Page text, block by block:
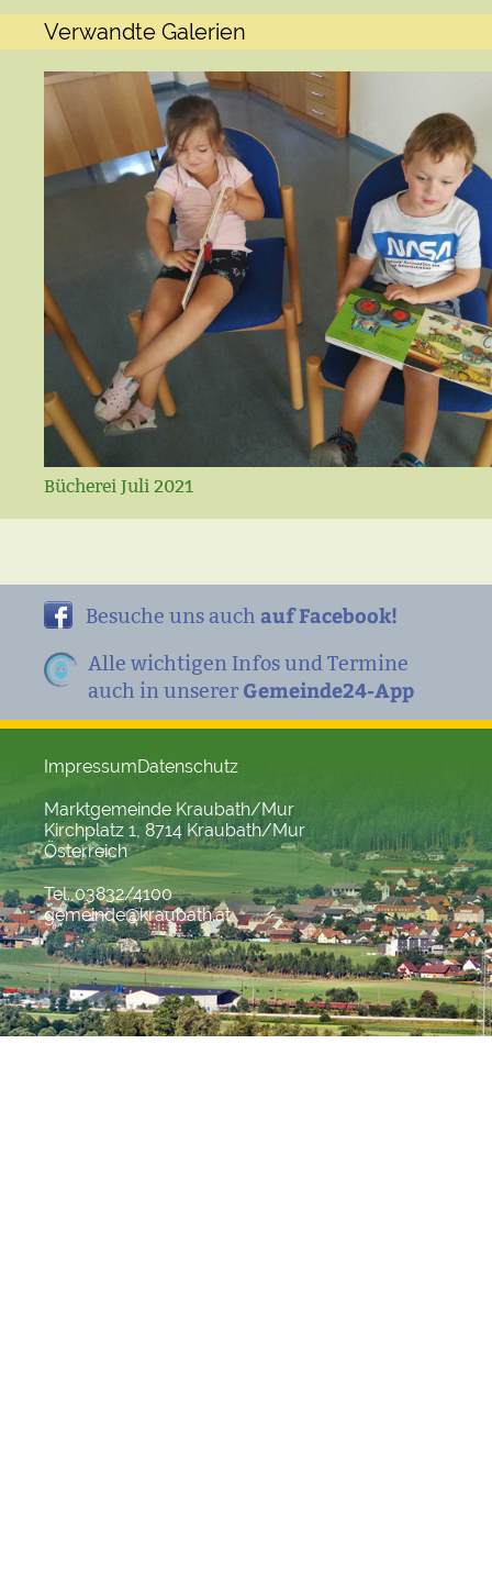
Verwandte Galerien
Bücherei Juli 2021
Besuche uns auch auf Facebook!
Alle wichtigen Infos und Termine
auch in unserer Gemeinde24-App
ImpressumDatenschutz
Marktgemeinde Kraubath/Mur
Kirchplatz 1, 8714 Kraubath/Mur
Österreich
Tel. 03832/4100
gemeinde@kraubath.at